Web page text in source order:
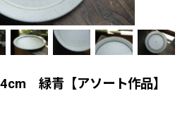
緑青【アソート作品】